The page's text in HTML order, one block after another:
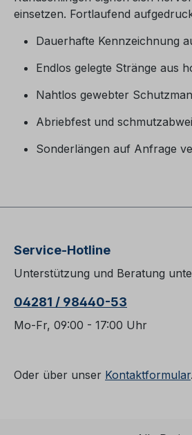
einsetzen. Fortlaufend
Dauerhafte Kennzeichnung
Endlos gelegte Stränge aus
Nahtlos gewebter
Abriebfest und
Sonderlängen auf Anfrage
Service-Hotline
Unterstützung und Beratung
04281 / 98440-53
Mo-Fr, 09:00 - 17:00 Uhr
Oder über unser Kontaktformular.